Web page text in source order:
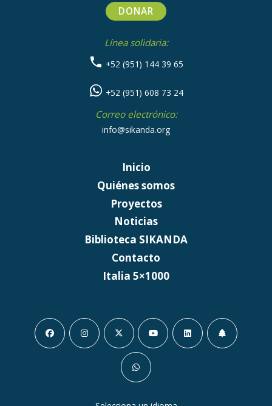
DONAR
Línea solidaria:
+52 (951) 144 39 65
+52 (951) 608 73 24
Correo electrónico:
info@sikanda.org
Inicio
Quiénes somos
Proyectos
Noticias
Biblioteca SIKANDA
Contacto
Italia 5×1000